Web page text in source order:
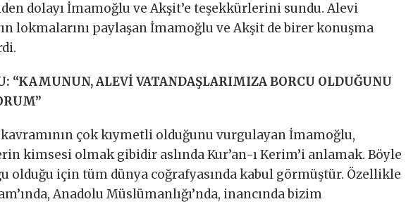
dolayı İmamoğlu ve Akşit’e teşekkürlerini sundu. Alevi
lokmalarını paylaşan İmamoğlu ve Akşit de birer konuşma
“KAMUNUN, ALEVİ VATANDAŞLARIMIZA BORCU OLDUĞUNU
çok kıymetli olduğunu vurgulayan İmamoğlu,
kimsesi olmak gibidir aslında Kur’an-ı Kerim’i anlamak. Böyle
olduğu için tüm dünya coğrafyasında kabul görmüştür. Özellikle
Anadolu Müslümanlığı’nda, inancında bizim